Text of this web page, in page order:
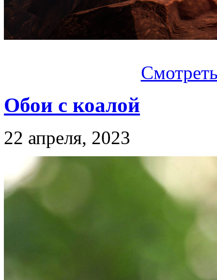
Обои с коалой
22 апреля, 2023